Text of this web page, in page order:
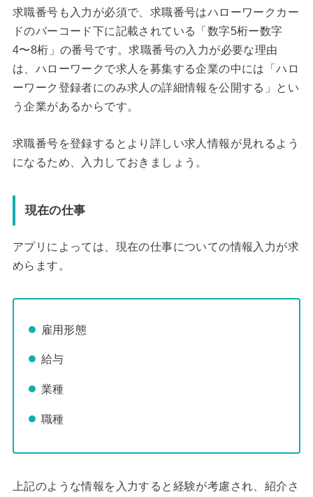
求職番号も入力が必須で、求職番号はハローワークカー
ドのバーコード下に記載されている「数字5桁ー数字
4〜8桁」の番号です。求職番号の入力が必要な理由
は、ハローワークで求人を募集する企業の中には「ハロ
ーワーク登録者にのみ求人の詳細情報を公開する」とい
う企業があるからです。
求職番号を登録するとより詳しい求人情報が見れるよう
になるため、入力しておきましょう。
現在の仕事
アプリによっては、現在の仕事についての情報入力が求
めらます。
雇用形態
給与
業種
職種
上記のような情報を入力すると経験が考慮され、紹介さ